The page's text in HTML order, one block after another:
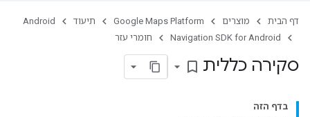
דף הבית מוצרים Google Maps Platform תיעוד
Android
Navigation SDK for Android
חומרי עזר
סקירה כללית bookmark_border
בדף הזה